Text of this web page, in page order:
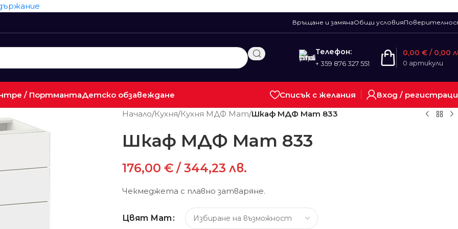
Връщане и замянаОбщи условия
Телефон:
+ 359 876 327 551 0 артикули
0,00 € / 0,00
/ ПортмантаДетско обзавеждане Списък с желания
Вход /
Начало/Кухня/Кухня МДФ Мат/Шкаф МДФ Мат 833
Шкаф МДФ Мат 833
176,00 € / 344,23 лв.
Чекмеджета с плавно затваряне.
Цвят Мат